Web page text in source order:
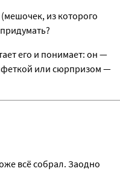
из которого
его и понимает: он —
или сюрпризом —
всё собрал. Заодно